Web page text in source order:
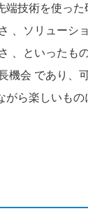
端技術を使っ
、ソリューシ
、といったも
機会 であり、
ら楽しいもの